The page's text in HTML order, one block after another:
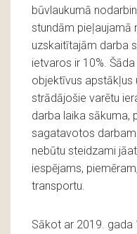
būvlaukumā
stundām pieļaujamā
uzskaitītajām darba
ietvaros ir 10%.
objektīvus apstākļus
strādājošie varētu
darba laika sākuma,
sagatavotos
nebūtu steidzami
iespējams,
transportu.
Sākot ar 2019. gada